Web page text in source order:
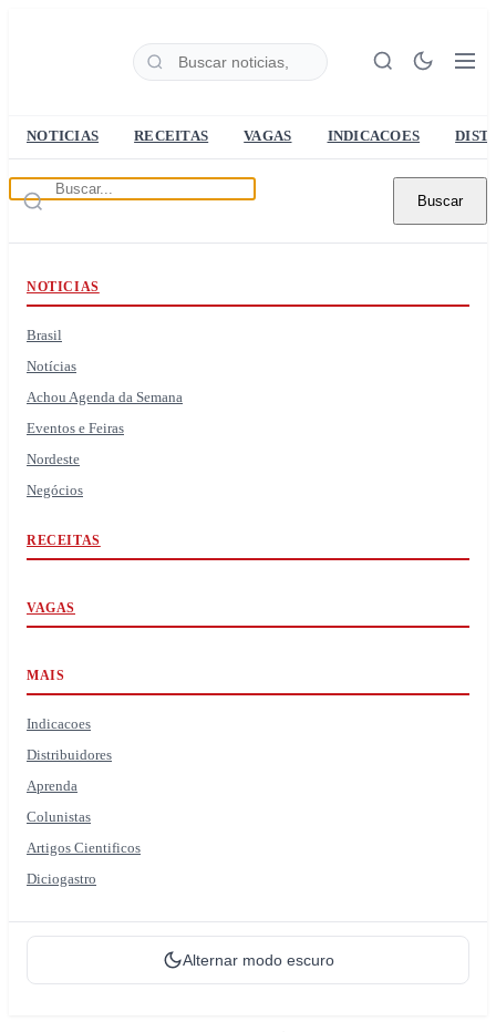
NOTICIAS RECEITAS VAGAS INDICACOES
Buscar
NOTICIAS
Brasil
Notícias
Achou Agenda da Semana
Eventos e Feiras
Nordeste
Negócios
RECEITAS
VAGAS
MAIS
Indicacoes
Distribuidores
Aprenda
Colunistas
Artigos Cientificos
Diciogastro
Alternar modo escuro